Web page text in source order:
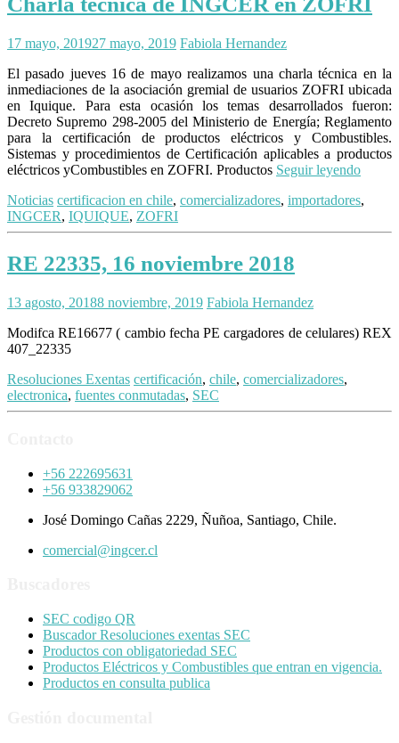
17 mayo, 201927 mayo, 2019 Fabiola Hernandez
El pasado jueves 16 de mayo realizamos una charla técnica en la
inmediaciones de la asociación gremial de usuarios ZOFRI ubicada
en Iquique. Para esta ocasión los temas desarrollados fueron:
Decreto Supremo 298-2005 del Ministerio de Energía; Reglamento
para la certificación de productos eléctricos y Combustibles.
Sistemas y procedimientos de Certificación aplicables a productos
eléctricos yCombustibles en ZOFRI. Productos Seguir leyendo
Noticias certificacion en chile, comercializadores, importadores,
INGCER, IQUIQUE, ZOFRI
RE 22335, 16 noviembre 2018
13 agosto, 20188 noviembre, 2019 Fabiola Hernandez
Modifca RE16677 ( cambio fecha PE cargadores de celulares) REX
407_22335
Resoluciones Exentas certificación, chile, comercializadores,
electronica, fuentes conmutadas, SEC
+56 222695631
+56 933829062
José Domingo Cañas 2229, Ñuñoa, Santiago, Chile.
comercial@ingcer.cl
SEC codigo QR
Buscador Resoluciones exentas SEC
Productos con obligatoriedad SEC
Productos Eléctricos y Combustibles que entran en vigencia.
Productos en consulta publica